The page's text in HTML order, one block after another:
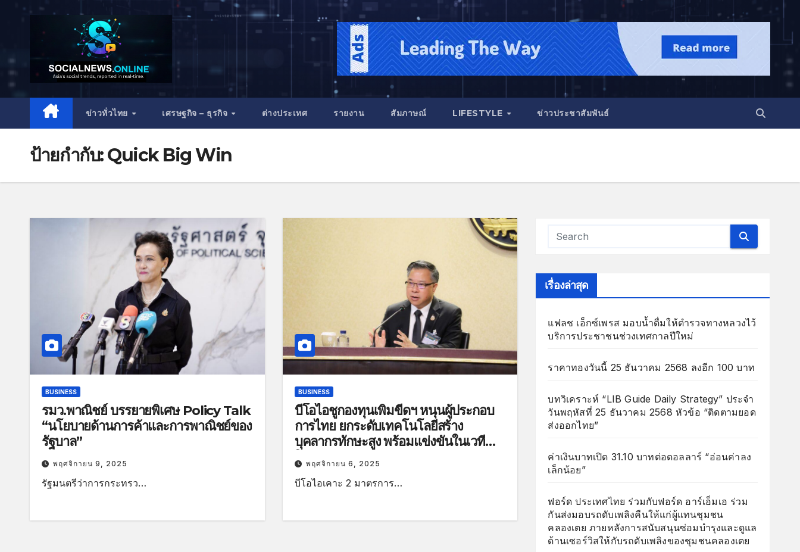
ข่าวทั่วไทย เศรษฐกิจ – ธุรกิจ ต่างประเทศ รายงาน สัมภาษณ์ LIFESTYLE ข่าวประชาสัมพันธ์
ป้ายกำกับ:Quick Big Win
BUSINESS
รมว.พาณิชย์ บรรยายพิเศษ Policy Talk
“นโยบายด้านการค้าและการพาณิชย์ของ
รัฐบาล”
พฤศจิกายน 9, 2025
รัฐมนตรีว่าการกระทรว…
BUSINESS
บีโอไอชูกองทุนเพิ่มขีดฯ หนุนผู้ประกอบ
การไทย ยกระดับเทคโนโลยีสร้าง
บุคลากรทักษะสูง พร้อมแข่งขันในเวที
โลกพฤศจิกายน 6, 2025
บีโอไอเคาะ 2 มาตรการ…
เรื่องล่าสุด
แฟลช เอ็กซ์เพรส มอบน้ำดื่มให้ตำรวจทางหลวงไว้
บริการประชาชนช่วงเทศกาลปีใหม่
ราคาทองวันนี้ 25 ธันวาคม 2568 ลงอีก 100 บาท
บทวิเคราะห์ “LIB Guide Daily Strategy” ประจำ
วันพฤหัสที่ 25 ธันวาคม 2568 หัวข้อ “ติดตามยอด
ส่งออกไทย”
ค่าเงินบาทเปิด 31.10 บาทต่อดอลลาร์ “อ่อนค่าลง
เล็กน้อย”
ฟอร์ด ประเทศไทย ร่วมกับฟอร์ด อาร์เอ็มเอ ร่วม
กันส่งมอบรถดับเพลิงคืนให้แก่ผู้แทนชุมชน
คลองเตย ภายหลังการสนับสนุนซ่อมบำรุงและดูแล
ด้านเซอร์วิสให้กับรถดับเพลิงของชุมชนคลองเตย